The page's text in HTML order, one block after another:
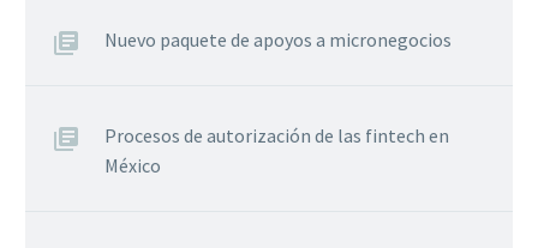
Nuevo paquete de apoyos a micronegocios
Procesos de autorización de las fintech en
México